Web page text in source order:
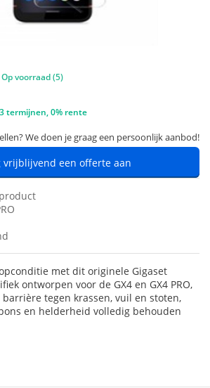
Op voorraad (5)
termijnen, 0% rente
We doen je graag een persoonlijk aanbod!
vrijblijvend een offerte aan
met dit originele Gigaset
ontworpen voor de GX4 en GX4 PRO,
tegen krassen, vuil en stoten,
en helderheid volledig behouden